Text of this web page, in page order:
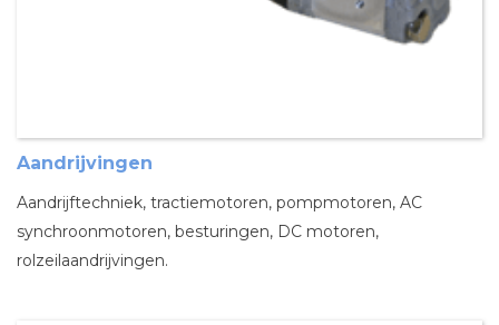
Aandrijvingen
Aandrijftechniek, tractiemotoren, pompmotoren, AC
synchroonmotoren, besturingen, DC motoren,
rolzeilaandrijvingen.